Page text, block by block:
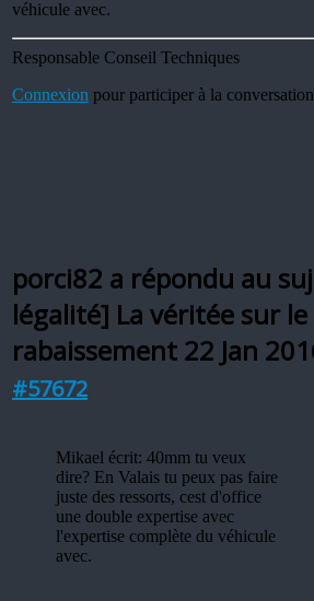
véhicule avec.
Responsable Conseil Techniques
Connexion pour participer à la
porci82 a répondu au
légalité] La véritée sur le
rabaissement 22 Jan
#57672
Mikael écrit: 40mm tu veux
dire? En Valais tu peux pas faire
juste des ressorts, cest d'office
une double expertise avec
l'expertise complète du véhicule
avec.